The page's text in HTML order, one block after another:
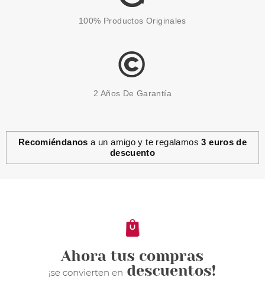
100% Productos Originales
2 Años De Garantía
Recomiéndanos a un amigo y te regalamos3 euros de
descuento